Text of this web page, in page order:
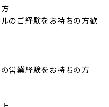
のご経験をお持ちの方歓
営業経験をお持ちの方